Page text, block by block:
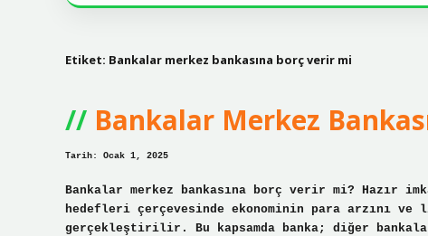
Etiket: Bankalar merkez bankasına borç verir mi
Bankalar Merkez
Tarih: Ocak 1, 2025
Bankalar merkez bankasına borç verir mi? Hazır
hedefleri çerçevesinde ekonominin para arzını
gerçekleştirilir. Bu kapsamda banka; diğer